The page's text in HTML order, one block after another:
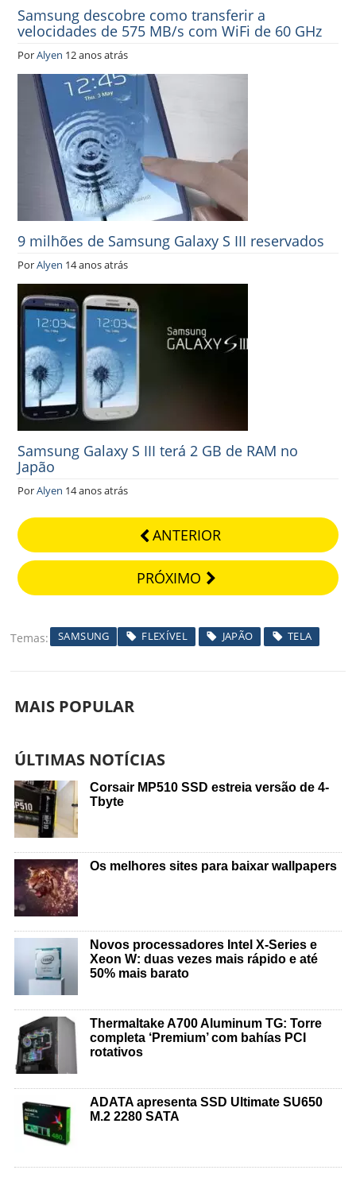
Samsung descobre como transferir a
velocidades de 575 MB/s com WiFi de 60 GHz
PorAlyen 12 anos atrás
9 milhões de Samsung Galaxy S III reservados
PorAlyen 14 anos atrás
Samsung Galaxy S III terá 2 GB de RAM no
Japão
PorAlyen 14 anos atrás
ANTERIOR
PRÓXIMO
Temas SAMSUNG FLEXÍVEL JAPÃO TELA
MAIS POPULAR
ÚLTIMAS NOTÍCIAS
Corsair MP510 SSD estreia versão de 4-
Tbyte
Os melhores sites para baixar wallpapers
Novos processadores Intel X-Series e
Xeon W: duas vezes mais rápido e até
50% mais barato
Thermaltake A700 Aluminum TG: Torre
completa ‘Premium’ com bahías PCI
rotativos
ADATA apresenta SSD Ultimate SU650
M.2 2280 SATA